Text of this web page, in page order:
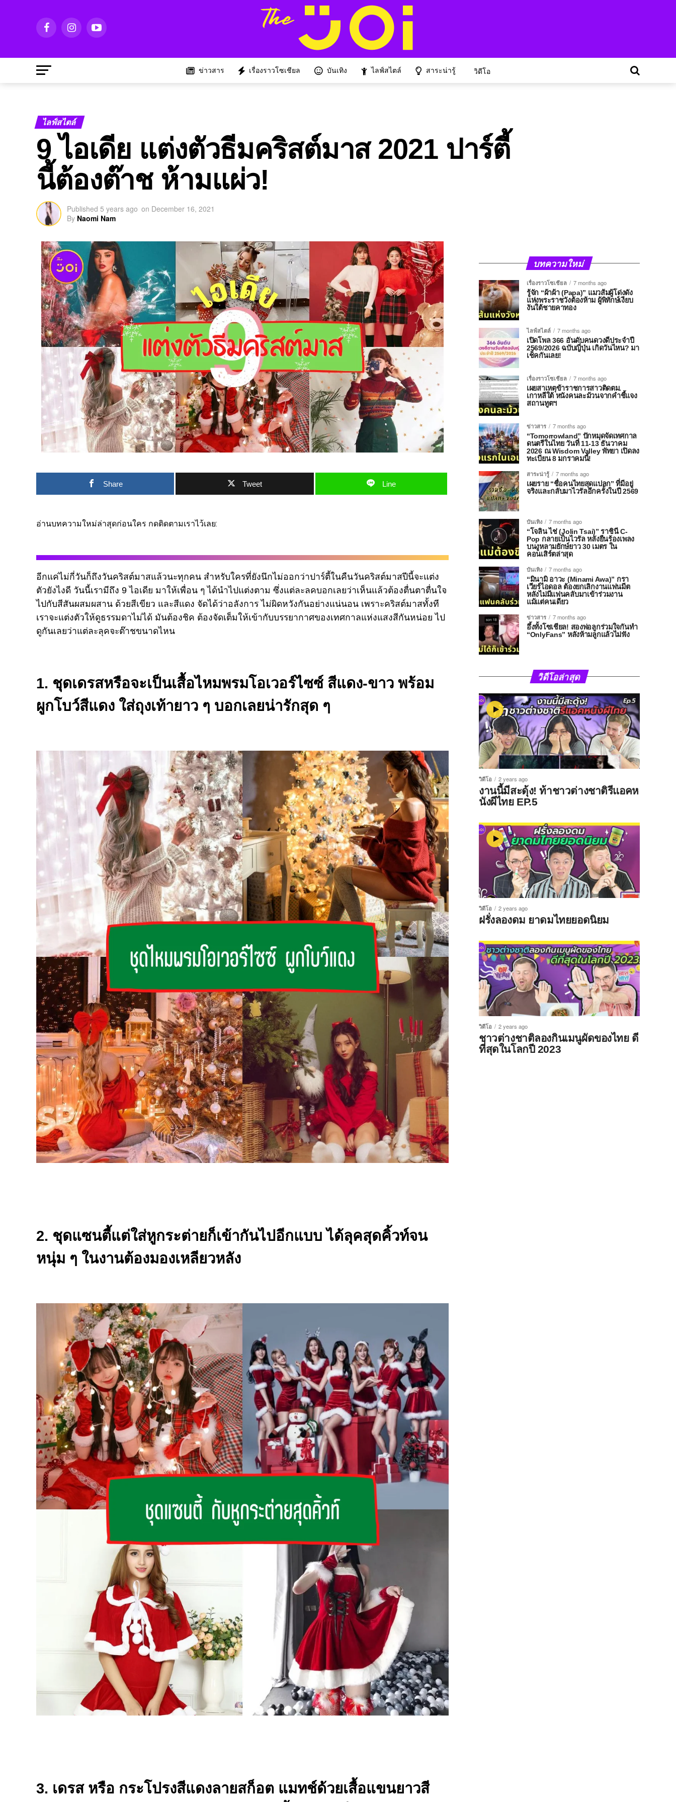
ข่าวสาร เรื่องราวโซเชียล บันเทิง ไลฟ์สไตล์ สาระน่ารู้ วิดีโอ
ไลฟ์สไตล์
9 ไอเดีย แต่งตัวธีมคริสต์มาส 2021 ปาร์ตี้
นี้ต้องต๊าช ห้ามแผ่ว!
Published 5 years ago on December 16, 2021
By Naomi Nam
Share Tweet Line
อ่านบทความใหม่ล่าสุดก่อนใคร กดติดตามเราไว้เลย:
อีกแค่ไม่กี่วันก็ถึงวันคริสต์มาสแล้วนะทุกคน สำหรับใครที่ยังนึกไม่ออกว่าปาร์ตี้ในคืนวันคริสต์มาสปีนี้จะแต่ง
ตัวยังไงดี วันนี้เรามีถึง 9 ไอเดีย มาให้เพื่อน ๆ ได้นำไปแต่งตาม ซึ่งแต่ละลคบอกเลยว่าเห็นแล้วต้องตื่นตาตื่นใจ
ไปกับสีสันผสมผสาน ด้วยสีเขียว และสีแดง จัดได้ว่าอลังการ ไม่ผิดหวังกันอย่างแน่นอน เพราะคริสต์มาสทั้งที
เราจะแต่งตัวให้ดูธรรมดาไม่ได้ มันต้องชิค ต้องจัดเต็มให้เข้ากับบรรยากาศของเทศกาลแห่งแสงสีกันหน่อย ไป
ดูกันเลยว่าแต่ละลุคจะต๊าชขนาดไหน
1. ชุดเดรสหรือจะเป็นเสื้อไหมพรมโอเวอร์ไซซ์ สีแดง-ขาว พร้อม
ผูกโบว์สีแดง ใส่ถุงเท้ายาว ๆ บอกเลยน่ารักสุด ๆ
2. ชุดแซนตี้แต่ใส่หูกระต่ายก็เข้ากันไปอีกแบบ ได้ลุคสุดคิ้วท์จน
หนุ่ม ๆ ในงานต้องมองเหลียวหลัง
3. เดรส หรือ กระโปรงสีแดงลายสก็อต แมทช์ด้วยเสื้อแขนยาวสี
บทความใหม่
เรื่องราวโซเชียล
7 months ago
รู้จัก “ผ้าผ้า (Papa)” แมวส้มผู้โด่งดัง
แห่งพระราชวังต้องห้าม ผู้พิทักษ์เงียบ
งันใต้ชายคาทอง
ไลฟ์สไตล์
7 months ago
เปิดโพล 366 อันดับคนดวงดีประจำปี
2569/2026 ฉบับญี่ปุ่น เกิดวันไหน? มา
เช็คกันเลย!
เรื่องราวโซเชียล
7 months ago
เผยสาเหตุข้าราชการสาวติดตม.
เกาหลีใต้ หนังคนละม้วนจากคำชี้แจง
สถานทูตฯ
ข่าวสาร
7 months ago
“Tomorrowland” ปักหมุดจัดเทศกาล
ดนตรีในไทย วันที่ 11-13 ธันวาคม
2026 ณ Wisdom Valley พัทยา เปิดลง
ทะเบียน 8 มกราคมนี้!
สาระน่ารู้
7 months ago
เผยราย “ชื่อคนไทยสุดแปลก” ที่มีอยู่
จริงและกลับมาไวรัลอีกครั้งในปี 2569
บันเทิง
7 months ago
“โจลิน ไช่ (Jolin Tsai)” ราชินี C-
Pop กลายเป็นไวรัล หลังยืนร้องเพลง
บนงูหลามยักษ์ยาว 30 เมตร ใน
คอนเสิร์ตล่าสุด
บันเทิง
7 months ago
“มินามิ อาวะ (Minami Awa)” กรา
เวียร์ไอดอล ต้องยกเลิกงานแฟนมีต
หลังไม่มีแฟนคลับมาเข้าร่วมงาน
แม้แต่คนเดียว
ข่าวสาร
7 months ago
อึ้งทั้งโซเชียล! สองพ่อลูกร่วมใจกันทำ
“OnlyFans” หลังห้ามลูกแล้วไม่ฟัง
วิดีโอล่าสุด
วิดีโอ 2 years ago
งานนี้มีสะดุ้ง! ท้าชาวต่างชาติรีแอคห
นังผีไทย EP.5
วิดีโอ 2 years ago
ฝรั่งลองดม ยาดมไทยยอดนิยม
วิดีโอ 2 years ago
ชาวต่างชาติลองกินเมนูผัดของไทย ดี
ที่สุดในโลกปี 2023